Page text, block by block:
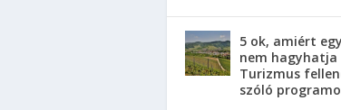
5 ok, amiért
nem hagyhatja
Turizmus
szóló